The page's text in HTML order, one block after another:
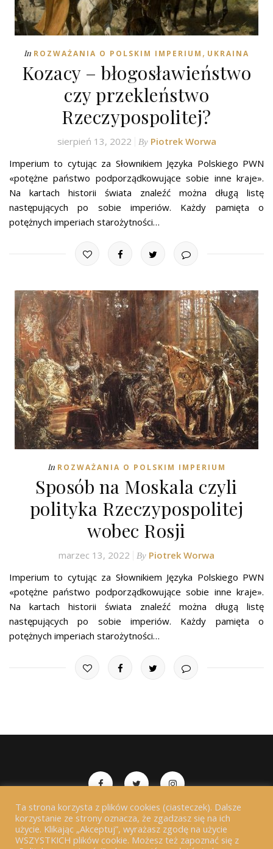
In ROZWAŻANIA O POLSKIM IMPERIUM , UKRAINA
Kozacy – błogosławieństwo
czy przekleństwo
Rzeczypospolitej?
sierpień 13, 2022 By Piotrek Worwa
Imperium to cytując za Słownikiem Języka Polskiego PWN
«potężne państwo podporządkowujące sobie inne kraje».
Na kartach historii świata znaleźć można długą listę
następujących po sobie imperiów. Każdy pamięta o
potężnych imperiach starożytności…
In ROZWAŻANIA O POLSKIM IMPERIUM
Sposób na Moskala czyli
polityka Rzeczypospolitej
wobec Rosji
marzec 13, 2022 By Piotrek Worwa
Imperium to cytując za Słownikiem Języka Polskiego PWN
«potężne państwo podporządkowujące sobie inne kraje».
Na kartach historii świata znaleźć można długą listę
następujących po sobie imperiów. Każdy pamięta o
potężnych imperiach starożytności…
Copyrights 2018-2026 Chwała Zapomniana. All Rights
Reserved.
Ta strona korzysta z plików cookies (ciasteczek). Dalsze
korzystanie ze strony oznacza, że zgadzasz się na ich
użycie. Klikając „Akceptuj”, wyrażasz zgodę na użycie
WSZYSTKICH plików cookie. Możesz też zapoznać się z